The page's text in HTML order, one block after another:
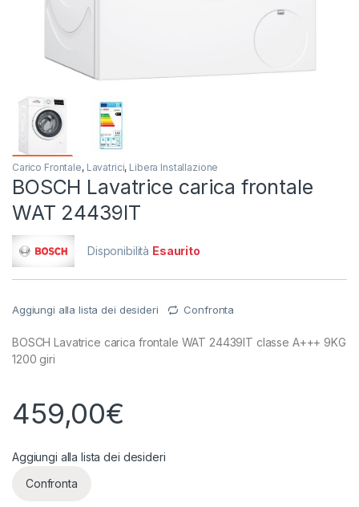
Carico Frontale, Lavatrici, Libera Installazione
BOSCH Lavatrice carica frontale
WAT 24439IT
Disponibilità Esaurito
Aggiungi alla lista dei desideri Confronta
BOSCH Lavatrice carica frontale WAT 24439IT classe A+++ 9KG
1200 giri
459,00€
Aggiungi alla lista dei desideri
Confronta